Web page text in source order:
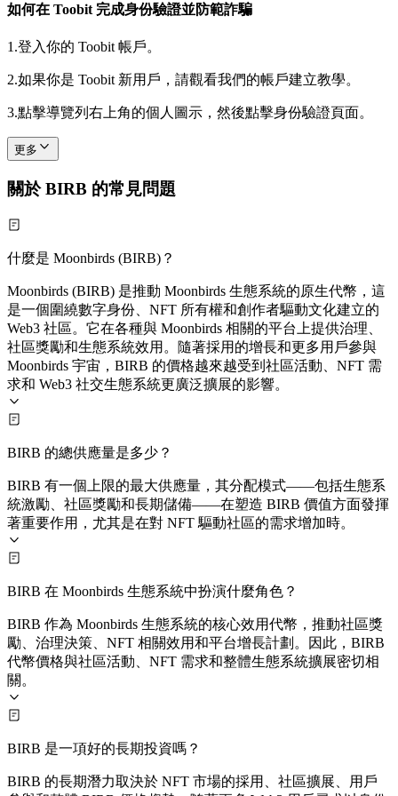
如何在 Toobit 完成身份驗證並防範詐騙
1.登入你的 Toobit 帳戶。
2.如果你是 Toobit 新用戶，請觀看我們的帳戶建立教學。
3.點擊導覽列右上角的個人圖示，然後點擊身份驗證頁面。
更多
關於 BIRB 的常見問題
什麼是 Moonbirds (BIRB)？
Moonbirds (BIRB) 是推動 Moonbirds 生態系統的原生代幣，這
是一個圍繞數字身份、NFT 所有權和創作者驅動文化建立的
Web3 社區。它在各種與 Moonbirds 相關的平台上提供治理、
社區獎勵和生態系統效用。隨著採用的增長和更多用戶參與
Moonbirds 宇宙，BIRB 的價格越來越受到社區活動、NFT 需
求和 Web3 社交生態系統更廣泛擴展的影響。
BIRB 的總供應量是多少？
BIRB 有一個上限的最大供應量，其分配模式——包括生態系
統激勵、社區獎勵和長期儲備——在塑造 BIRB 價值方面發揮
著重要作用，尤其是在對 NFT 驅動社區的需求增加時。
BIRB 在 Moonbirds 生態系統中扮演什麼角色？
BIRB 作為 Moonbirds 生態系統的核心效用代幣，推動社區獎
勵、治理決策、NFT 相關效用和平台增長計劃。因此，BIRB
代幣價格與社區活動、NFT 需求和整體生態系統擴展密切相
關。
BIRB 是一項好的長期投資嗎？
BIRB 的長期潛力取決於 NFT 市場的採用、社區擴展、用戶